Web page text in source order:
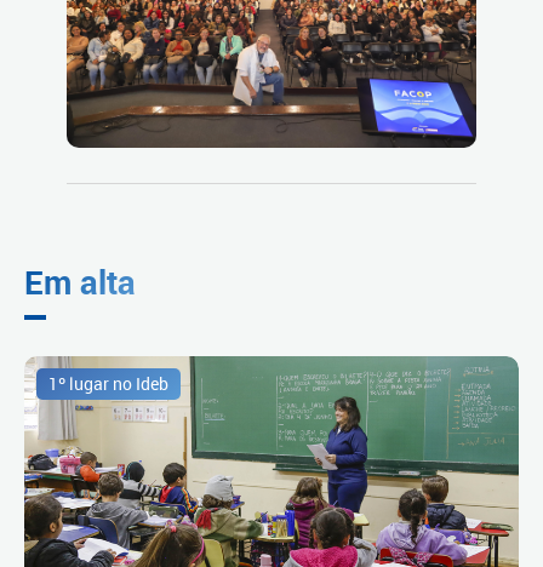
Em alta
1º lugar no Ideb